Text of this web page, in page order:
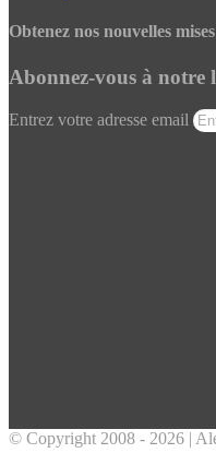
Obtenez nos nouvelles
Abonnez-vous à notre
Entrez votre adresse email
© Copyright 2008 - 2026 |